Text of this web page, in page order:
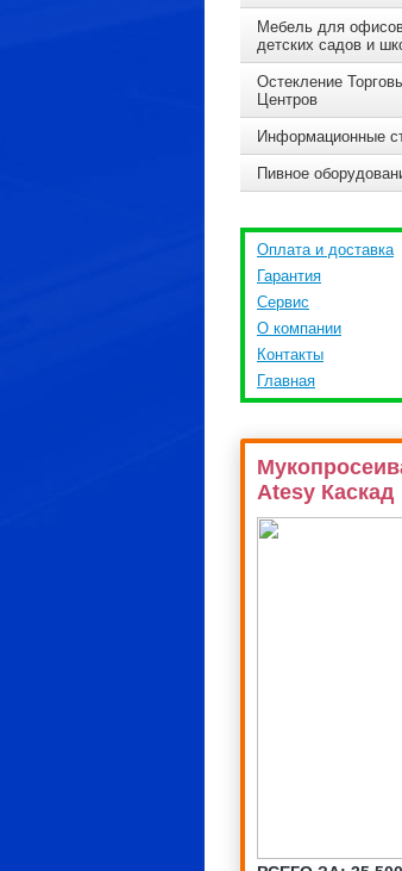
Мебель для
детских садов и
Остекление
Центров
Информационные
Пивное
Оплата и доставка
Гарантия
Сервис
О компании
Контакты
Главная
Atesy Каскад